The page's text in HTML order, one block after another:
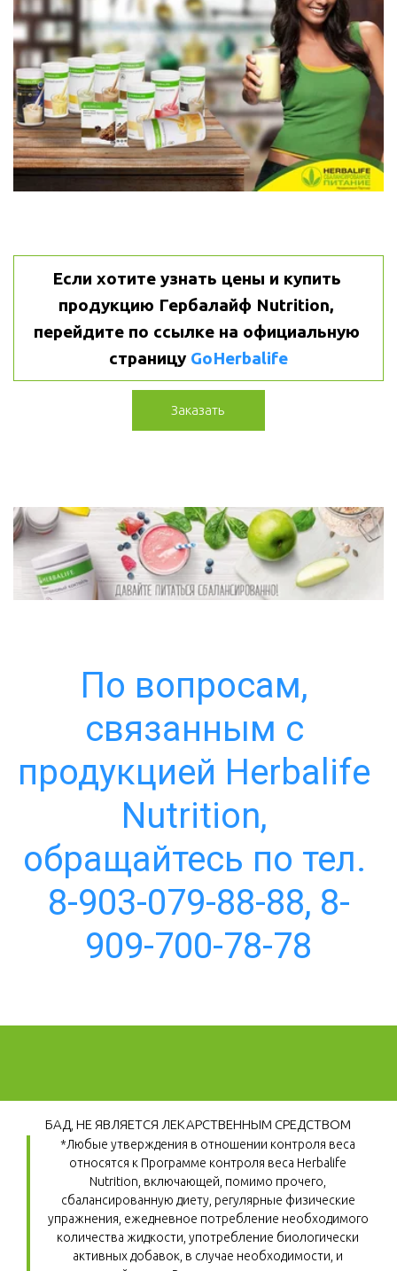
Если хотите узнать цены и купить
продукцию Гербалайф Nutrition,
перейдите по ссылке на официальную
страницу GoHerbalife
Заказать
По вопросам,
связанным с
продукцией Herbalife
Nutrition,
обращайтесь по тел.
8-903-079-88-88, 8-
909-700-78-78
БАД, НЕ ЯВЛЯЕТСЯ ЛЕКАРСТВЕННЫМ СРЕДСТВОМ
*Любые утверждения в отношении контроля веса
относятся к Программе контроля веса Herbalife
Nutrition, включающей, помимо прочего,
сбалансированную диету, регулярные физические
упражнения, ежедневное потребление необходимого
количества жидкости, употребление биологически
активных добавок, в случае необходимости, и